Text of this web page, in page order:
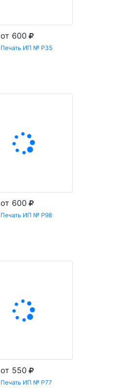
от 600
Печать ИП № Р35
от 600
Печать ИП № Р98
от 550
Печать ИП № Р77